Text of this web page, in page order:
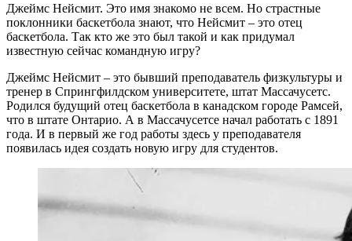
Джеймс Нейсмит. Это имя знакомо не всем. Но страстные
поклонники баскетбола знают, что Нейсмит – это отец
баскетбола. Так кто же это был такой и как придумал
известную сейчас командную игру?
Джеймс Нейсмит – это бывший преподаватель физкультуры и
тренер в Спрингфилдском университете, штат Массачусетс.
Родился будущий отец баскетбола в канадском городе Рамсей,
что в штате Онтарио. А в Массачусетсе начал работать с 1891
года. И в первый же год работы здесь у преподавателя
появилась идея создать новую игру для студентов.